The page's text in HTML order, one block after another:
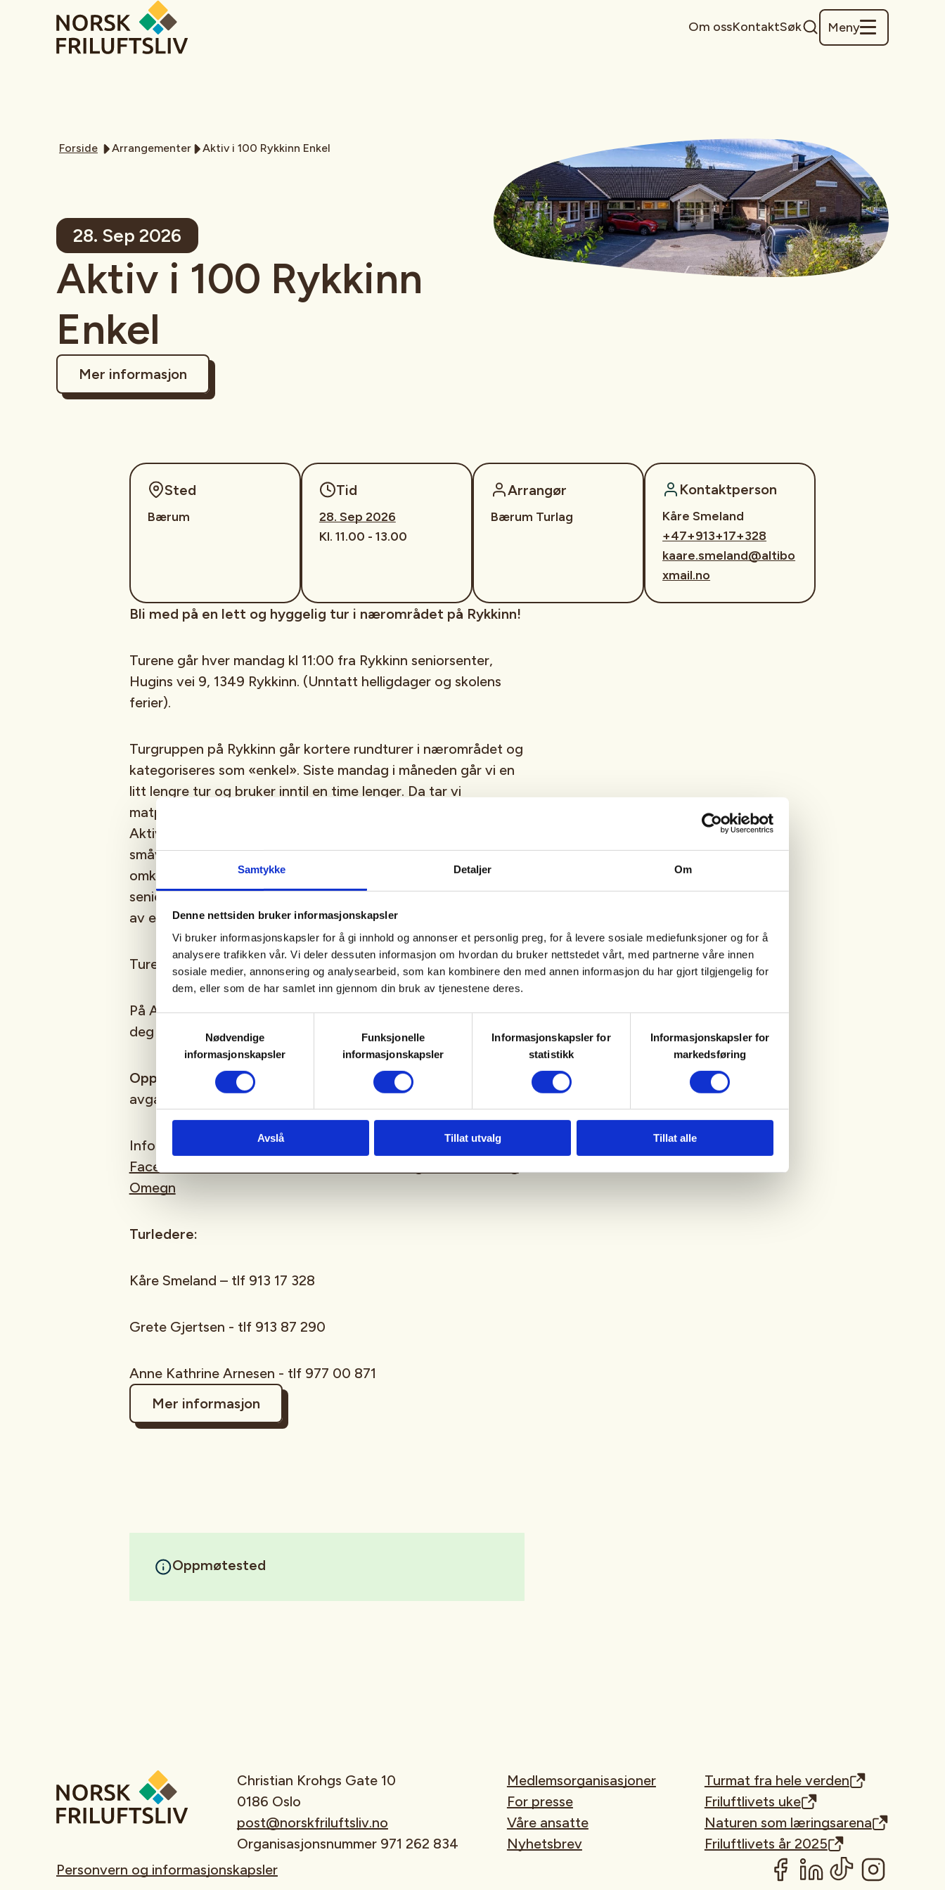
Samtykke Detaljer Om
Denne nettsiden bruker informasjonskapsler
Vi bruker informasjonskapsler for å gi innhold og annonser et personlig preg, for å levere sosiale mediefunksjoner og for å
analysere trafikken vår. Vi deler dessuten informasjon om hvordan du bruker nettstedet vårt, med partnerne våre innen
sosiale medier, annonsering og analysearbeid, som kan kombinere den med annen informasjon du har gjort tilgjengelig for
dem, eller som de har samlet inn gjennom din bruk av tjenestene deres.
Nødvendige
informasjonskapsler
Funksjonelle
informasjonskapsler
Informasjonskapsler for
statistikk
Informasjonskapsler for
markedsføring
Avslå Tillat utvalg Tillat alle
Om ossKontaktSøk Meny
Forside Arrangementer Aktiv i 100 Rykkinn Enkel
28. Sep 2026
Aktiv i 100 Rykkinn
Enkel
Mer informasjon
Sted
Bærum
Tid
28. Sep 2026
Kl. 11.00 - 13.00
Arrangør
Bærum Turlag
Kontaktperson
Kåre Smeland
+47+913+17+328
kaare.smeland@altibo
xmail.no
Bli med på en lett og hyggelig tur i nærområdet på Rykkinn!
Turene går hver mandag kl 11:00 fra Rykkinn seniorsenter,
Hugins vei 9, 1349 Rykkinn. (Unntatt helligdager og skolens
ferier).
Turgruppen på Rykkinn går kortere rundturer i nærområdet og
kategoriseres som «enkel». Siste mandag i måneden går vi en
litt lengre tur og bruker inntil en time lenger. Da tar vi
matpause underveis. Dette annonseres når turen legges ut i
Aktiv i 100-gruppen på Facebook. Vi går på turveier, fortau,
småveier og stier og er ute i all slags vær. Turene varer
omkring halvannen time og starter og ender ved Rykkinn
seniorsenter. Etter turen er alle hjertelig velkomne inn for kjøp
av en kaffe og noe å bite i for de som ønsker det.
Turene er gratis og åpne for alle. Ingen påmelding.
På Aktiv i 100 enkle turer er vi 1 – 2 turledere. Ta gjerne med
deg en venn - det er alltid plass til en til på våre turer.
Oppmøte
: Rykkinn seniorsenter. Møt opp senest 10 min før
avgang kl 11:00.
Informasjon om Rykkinn-turene finner du på
Facebook: Aktiv i 100 med DNT Bærum Turlag - DNT Oslo og
Omegn
Turledere:
Kåre Smeland – tlf 913 17 328
Grete Gjertsen - tlf 913 87 290
Anne Kathrine Arnesen - tlf 977 00 871
Mer informasjon
Oppmøtested
Christian Krohgs Gate 10
0186 Oslo
post@norskfriluftsliv.no
Organisasjonsnummer 971 262 834
Medlemsorganisasjoner
For presse
Våre ansatte
Nyhetsbrev
Turmat fra hele verden
Friluftlivets uke
Naturen som læringsarena
Friluftlivets år 2025
Personvern og informasjonskapsler